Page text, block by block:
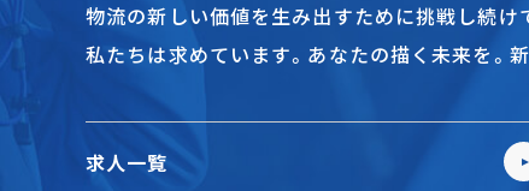
物流の新しい価値を生み出すために挑戦し続け
私たちは求めています。あなたの描く未来を。新
求人一覧